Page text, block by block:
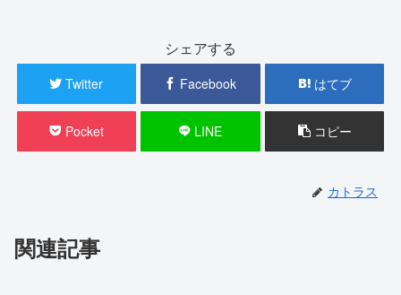
シェアする
Twitter Facebook はてブ
Pocket LINE コピー
カトラス
関連記事